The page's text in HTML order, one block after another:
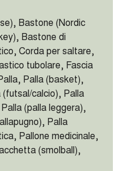
Bastone (Nordic
Bastone di
Corda per saltare,
tubolare, Fascia
Palla (basket),
calcio), Palla
(palla leggera),
Palla
Pallone medicinale,
(smolball),